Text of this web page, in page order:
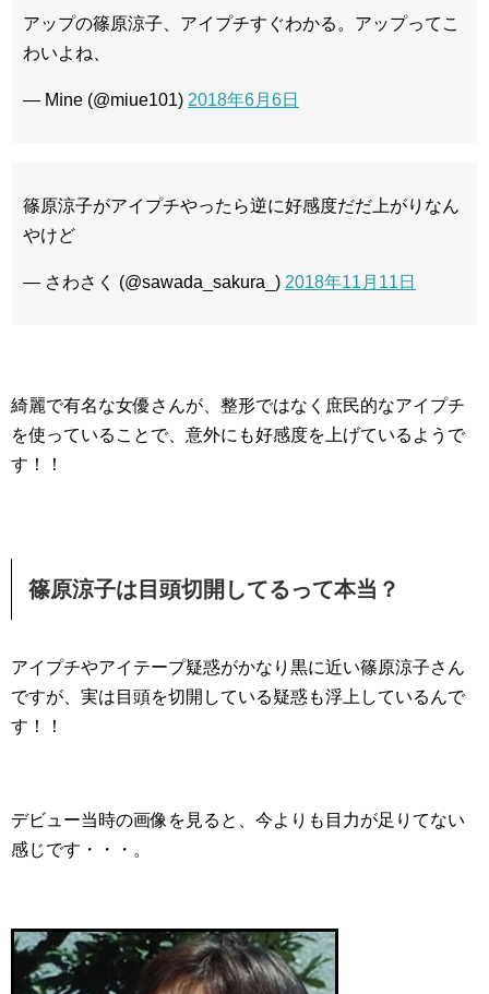
アップの篠原涼子、アイプチすぐわかる。アップってこ
わいよね、
— Mℹ︎ne (@miue101) 2018年6月6日
篠原涼子がアイプチやったら逆に好感度だだ上がりなん
やけど
— さわさく (@sawada_sakura_) 2018年11月11日
綺麗で有名な女優さんが、整形ではなく庶民的なアイプチ
を使っていることで、意外にも好感度を上げているようで
す！！
篠原涼子は目頭切開してるって本当？
アイプチやアイテープ疑惑がかなり黒に近い篠原涼子さん
ですが、実は目頭を切開している疑惑も浮上しているんで
す！！
デビュー当時の画像を見ると、今よりも目力が足りてない
感じです・・・。